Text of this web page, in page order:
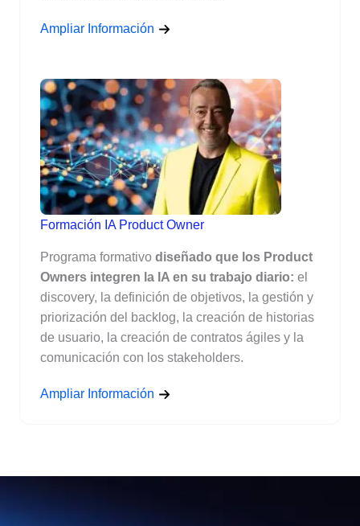
Ampliar Información
Formación IA Product Owner
Programa formativo diseñado que los Product
Owners integren la IA en su trabajo diario: el
discovery, la definición de objetivos, la gestión y
priorización del backlog, la creación de historias
de usuario, la creación de contratos ágiles y la
comunicación con los stakeholders.
Ampliar Información